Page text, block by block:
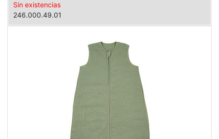
Sin existencias
246.000.49.01